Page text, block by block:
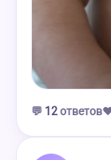
💬 12ответов